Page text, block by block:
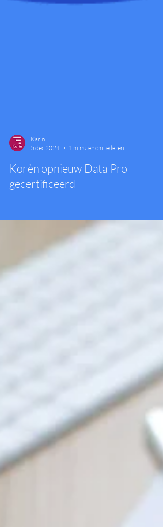
5 dec 2024
1 minuten om te lezen
Korèn opnieuw Data Pro
gecertificeerd